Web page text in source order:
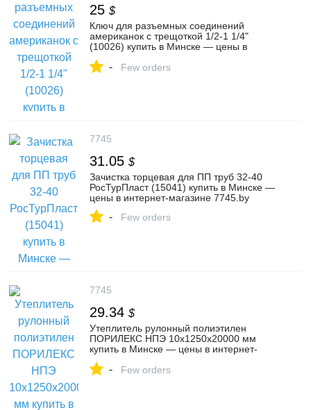
25 $
Ключ для разъемных соединений
американок с трещоткой 1/2-1 1/4"
(10026) купить в Минске — цены в
- Few orders
7745
31.05 $
Зачистка торцевая для ПП труб 32-40
РосТурПласт (15041) купить в Минске —
цены в интернет-магазине 7745.by
- Few orders
7745
29.34 $
Утеплитель рулонный полиэтилен
ПОРИЛЕКС НПЭ 10х1250х20000 мм
купить в Минске — цены в интернет-
- Few orders